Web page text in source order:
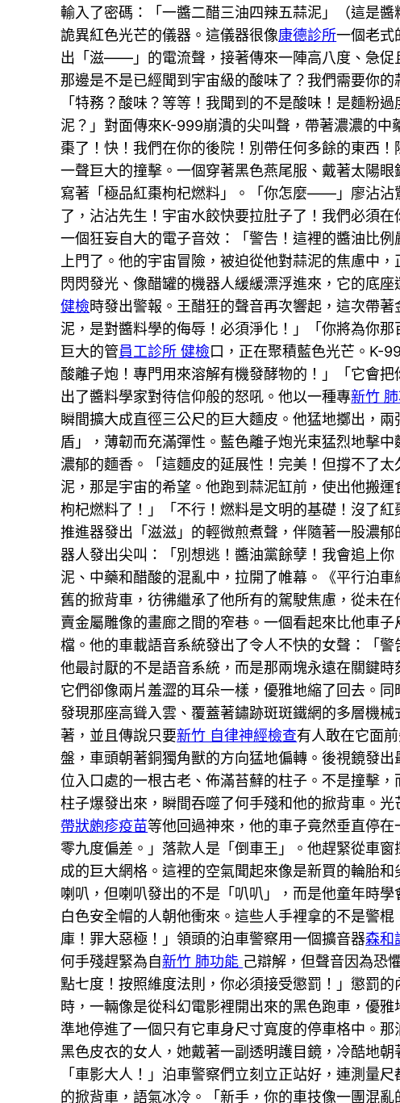
輸入了密碼：「一醬二醋三油四辣五蒜泥」（這是
詭異紅色光芒的儀器。這儀器很像康德診所一個老式
出「滋——」的電流聲，接著傳來一陣高八度、急促
那邊是不是已經聞到宇宙級的酸味了？我們需要你
「特務？酸味？等等！我聞到的不是酸味！是麵粉
泥？」對面傳來K-999崩潰的尖叫聲，帶著濃濃的
棗了！快！我們在你的後院！別帶任何多餘的東西
一聲巨大的撞擊。一個穿著黑色燕尾服、戴著太陽
寫著「極品紅棗枸杞燃料」。「你怎麼——」廖沾沾
了，沾沾先生！宇宙水餃快要拉肚子了！我們必須
一個狂妄自大的電子音效：「警告！這裡的醬油比
上門了。他的宇宙冒險，被迫從他對蒜泥的焦慮中
閃閃發光、像醋罐的機器人緩緩漂浮進來，它的底
健檢時發出警報。王醋狂的聲音再次響起，這次帶著
泥，是對醬料學的侮辱！必須淨化！」「你將為你
巨大的管員工診所 健檢口，正在聚積藍色光芒。K-
酸離子炮！專門用來溶解有機發酵物的！」「它會
出了醬料學家對待信仰般的怒吼。他以一種專新竹
瞬間擴大成直徑三公尺的巨大麵皮。他猛地擲出，
盾」，薄韌而充滿彈性。藍色離子炮光束猛烈地擊
濃郁的麵香。「這麵皮的延展性！完美！但撐不了太
泥，那是宇宙的希望。他跑到蒜泥缸前，使出他搬
枸杞燃料了！」「不行！燃料是文明的基礎！沒了
推進器發出「滋滋」的輕微煎煮聲，伴隨著一股濃
器人發出尖叫：「別想逃！醬油黨餘孽！我會追上
泥、中藥和醋酸的混亂中，拉開了帷幕。《平行泊
舊的掀背車，彷彿繼承了他所有的駕駛焦慮，從未
賣金屬雕像的畫廊之間的窄巷。一個看起來比他車
檔。他的車載語音系統發出了令人不快的女聲：「
他最討厭的不是語音系統，而是那兩塊永遠在關鍵
它們卻像兩片羞澀的耳朵一樣，優雅地縮了回去。
發現那座高聳入雲、覆蓋著鏽跡斑斑鐵網的多層機
著，並且傳說只要新竹 自律神經檢查有人敢在它面
盤，車頭朝著銅獨角獸的方向猛地偏轉。後視鏡發
位入口處的一根古老、佈滿苔蘚的柱子。不是撞擊
柱子爆發出來，瞬間吞噬了何手殘和他的掀背車。
帶狀皰疹疫苗等他回過神來，他的車子竟然垂直停
零九度偏差。」落款人是「倒車王」。他趕緊從車
成的巨大網格。這裡的空氣聞起來像是新買的輪胎
喇叭，但喇叭發出的不是「叭叭」，而是他童年時
白色安全帽的人朝他衝來。這些人手裡拿的不是警
庫！罪大惡極！」領頭的泊車警察用一個擴音器森和
何手殘趕緊為自新竹 肺功能 己辯解，但聲音因為恐
點七度！按照維度法則，你必須接受懲罰！」懲罰
時，一輛像是從科幻電影裡開出來的黑色跑車，優
準地停進了一個只有它車身尺寸寬度的停車格中。
黑色皮衣的女人，她戴著一副透明護目鏡，冷酷地
「車影大人！」泊車警察們立刻立正站好，連測量
的掀背車，語氣冰冷。「新手，你的車技像一團混